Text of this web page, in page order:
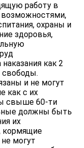
работу в
охраны и
здоровья,
как 2
свободы.
и не могут
как с их
свыше 60-ти
должны быть
их
кормящие
могут